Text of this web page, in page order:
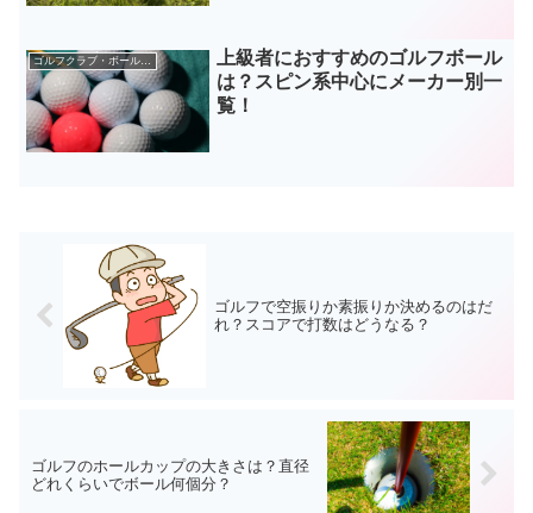
ゴルフクラブ・ボールなどギア
上級者におすすめのゴルフボール
は？スピン系中心にメーカー別一
覧！
ゴルフで空振りか素振りか決めるのはだ
れ？スコアで打数はどうなる？
ゴルフのホールカップの大きさは？直径
どれくらいでボール何個分？